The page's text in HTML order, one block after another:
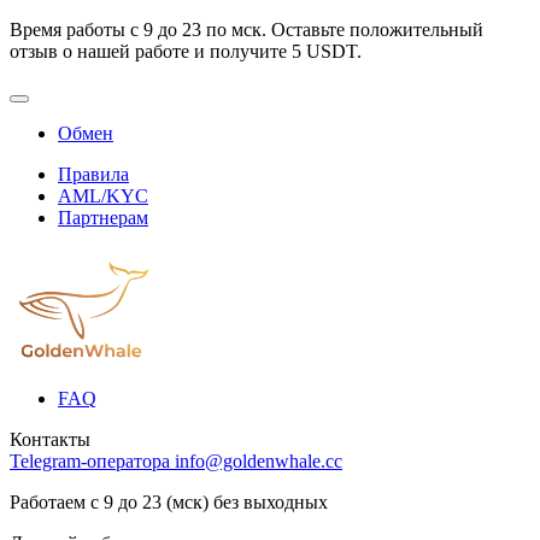
Время работы с 9 до 23 по мск. Оставьте положительный
отзыв о нашей работе и получите 5 USDT.
Обмен
Правила
AML/KYC
Партнерам
FAQ
Контакты
Telegram-оператора info@goldenwhale.cc
Работаем с 9 до 23 (мск) без выходных